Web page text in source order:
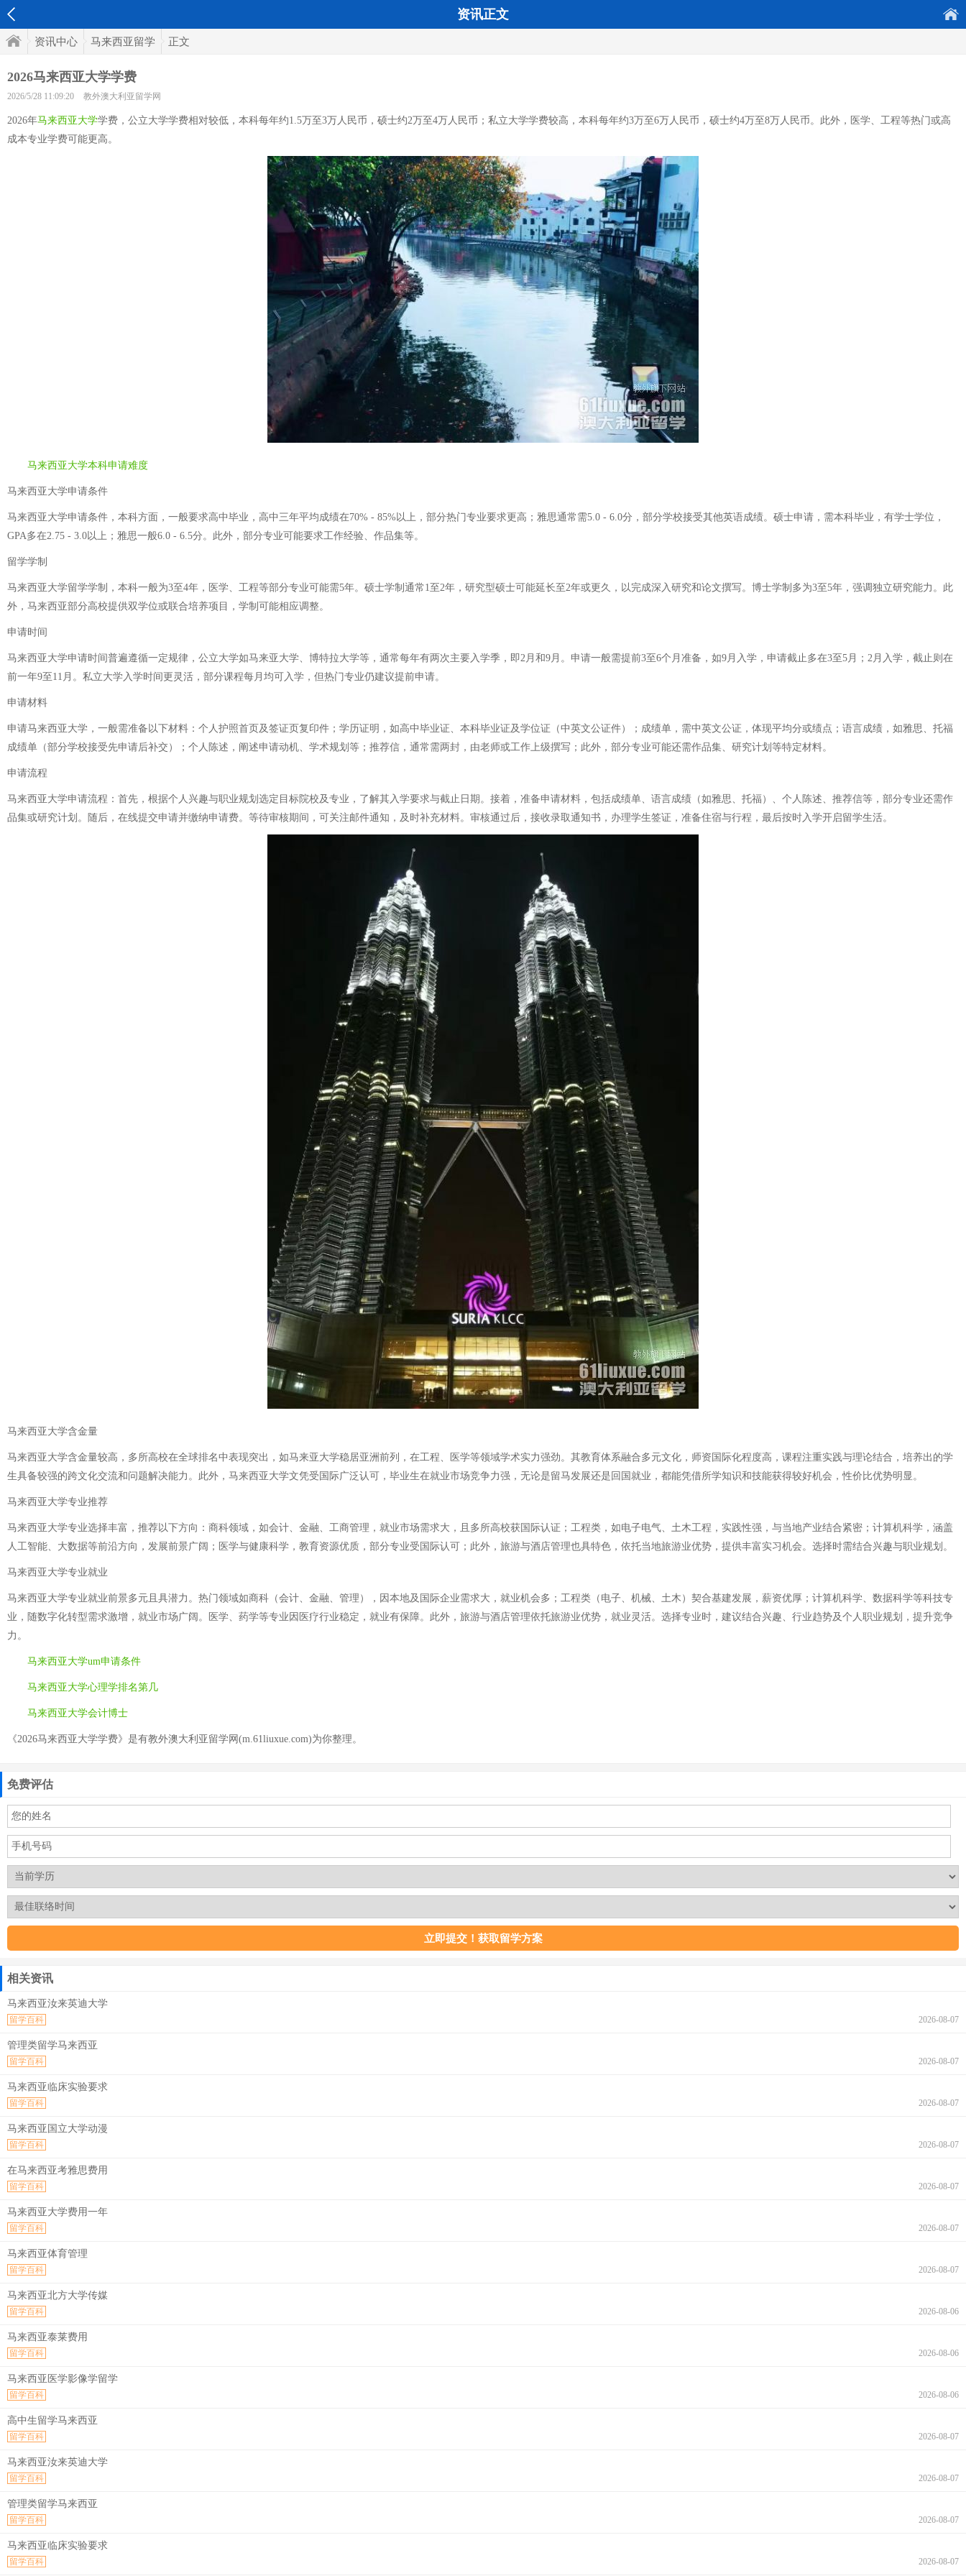
资讯正文
资讯中心 马来西亚留学 正文
2026马来西亚大学学费
2026/5/28 11:09:20 教外澳大利亚留学网
2026年马来西亚大学学费，公立大学学费相对较低，本科每年约1.5万至3万人民币，硕士约2万至4万人民币；私立大学学费较高，本科每年约3万至6万人民币，硕士约4万至8万人民币。此外，医学、工程等热门或高
成本专业学费可能更高。
马来西亚大学本科申请难度
马来西亚大学申请条件
马来西亚大学申请条件，本科方面，一般要求高中毕业，高中三年平均成绩在70% - 85%以上，部分热门专业要求更高；雅思通常需5.0 - 6.0分，部分学校接受其他英语成绩。硕士申请，需本科毕业，有学士学位，
GPA多在2.75 - 3.0以上；雅思一般6.0 - 6.5分。此外，部分专业可能要求工作经验、作品集等。
留学学制
马来西亚大学留学学制，本科一般为3至4年，医学、工程等部分专业可能需5年。硕士学制通常1至2年，研究型硕士可能延长至2年或更久，以完成深入研究和论文撰写。博士学制多为3至5年，强调独立研究能力。此
外，马来西亚部分高校提供双学位或联合培养项目，学制可能相应调整。
申请时间
马来西亚大学申请时间普遍遵循一定规律，公立大学如马来亚大学、博特拉大学等，通常每年有两次主要入学季，即2月和9月。申请一般需提前3至6个月准备，如9月入学，申请截止多在3至5月；2月入学，截止则在
前一年9至11月。私立大学入学时间更灵活，部分课程每月均可入学，但热门专业仍建议提前申请。
申请材料
申请马来西亚大学，一般需准备以下材料：个人护照首页及签证页复印件；学历证明，如高中毕业证、本科毕业证及学位证（中英文公证件）；成绩单，需中英文公证，体现平均分或绩点；语言成绩，如雅思、托福
成绩单（部分学校接受先申请后补交）；个人陈述，阐述申请动机、学术规划等；推荐信，通常需两封，由老师或工作上级撰写；此外，部分专业可能还需作品集、研究计划等特定材料。
申请流程
马来西亚大学申请流程：首先，根据个人兴趣与职业规划选定目标院校及专业，了解其入学要求与截止日期。接着，准备申请材料，包括成绩单、语言成绩（如雅思、托福）、个人陈述、推荐信等，部分专业还需作
品集或研究计划。随后，在线提交申请并缴纳申请费。等待审核期间，可关注邮件通知，及时补充材料。审核通过后，接收录取通知书，办理学生签证，准备住宿与行程，最后按时入学开启留学生活。
马来西亚大学含金量
马来西亚大学含金量较高，多所高校在全球排名中表现突出，如马来亚大学稳居亚洲前列，在工程、医学等领域学术实力强劲。其教育体系融合多元文化，师资国际化程度高，课程注重实践与理论结合，培养出的学
生具备较强的跨文化交流和问题解决能力。此外，马来西亚大学文凭受国际广泛认可，毕业生在就业市场竞争力强，无论是留马发展还是回国就业，都能凭借所学知识和技能获得较好机会，性价比优势明显。
马来西亚大学专业推荐
马来西亚大学专业选择丰富，推荐以下方向：商科领域，如会计、金融、工商管理，就业市场需求大，且多所高校获国际认证；工程类，如电子电气、土木工程，实践性强，与当地产业结合紧密；计算机科学，涵盖
人工智能、大数据等前沿方向，发展前景广阔；医学与健康科学，教育资源优质，部分专业受国际认可；此外，旅游与酒店管理也具特色，依托当地旅游业优势，提供丰富实习机会。选择时需结合兴趣与职业规划。
马来西亚大学专业就业
马来西亚大学专业就业前景多元且具潜力。热门领域如商科（会计、金融、管理），因本地及国际企业需求大，就业机会多；工程类（电子、机械、土木）契合基建发展，薪资优厚；计算机科学、数据科学等科技专
业，随数字化转型需求激增，就业市场广阔。医学、药学等专业因医疗行业稳定，就业有保障。此外，旅游与酒店管理依托旅游业优势，就业灵活。选择专业时，建议结合兴趣、行业趋势及个人职业规划，提升竞争
力。
马来西亚大学um申请条件
马来西亚大学心理学排名第几
马来西亚大学会计博士
《2026马来西亚大学学费》是有教外澳大利亚留学网(m.61liuxue.com)为你整理。
免费评估
相关资讯
马来西亚汝来英迪大学
2026-08-07
留学百科
管理类留学马来西亚
2026-08-07
留学百科
马来西亚临床实验要求
2026-08-07
留学百科
马来西亚国立大学动漫
2026-08-07
留学百科
在马来西亚考雅思费用
2026-08-07
留学百科
马来西亚大学费用一年
2026-08-07
留学百科
马来西亚体育管理
2026-08-07
留学百科
马来西亚北方大学传媒
2026-08-06
留学百科
马来西亚泰莱费用
2026-08-06
留学百科
马来西亚医学影像学留学
2026-08-06
留学百科
高中生留学马来西亚
2026-08-07
留学百科
马来西亚汝来英迪大学
2026-08-07
留学百科
管理类留学马来西亚
2026-08-07
留学百科
马来西亚临床实验要求
2026-08-07
留学百科